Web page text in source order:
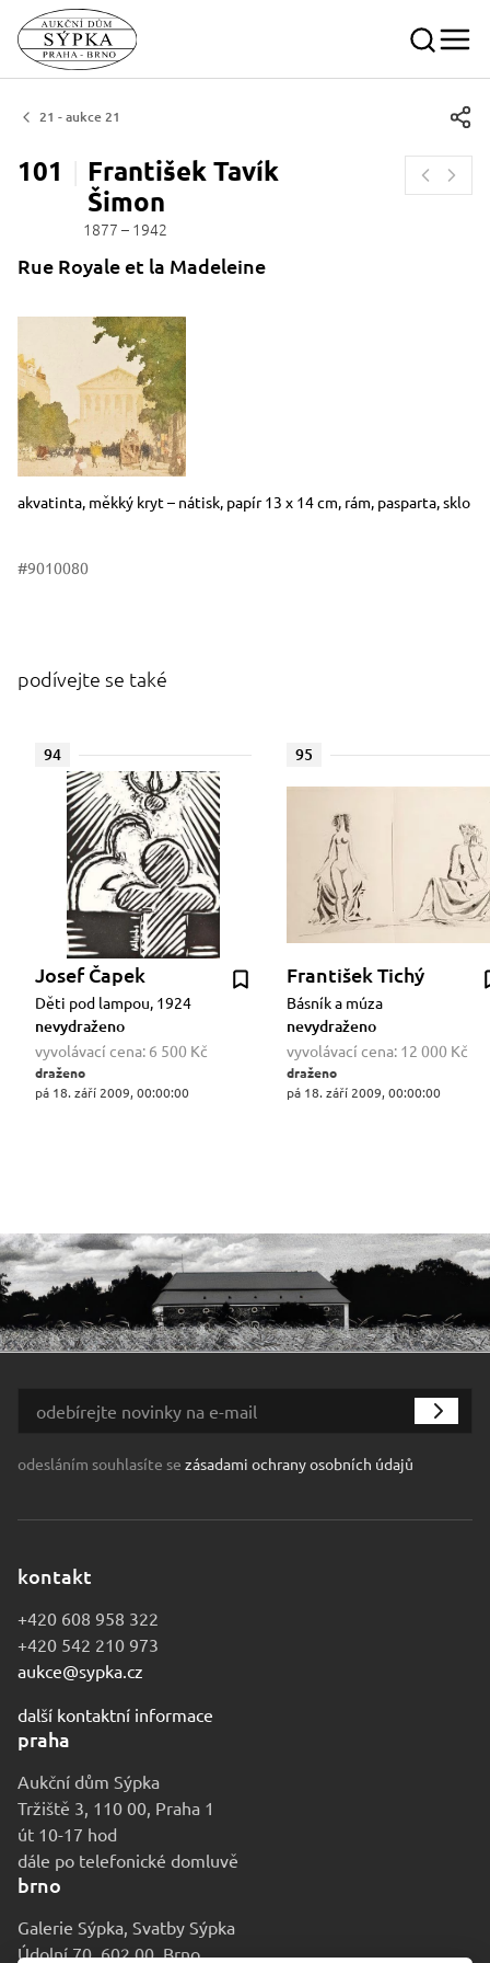
21 - aukce 21
101
František Tavík
Šimon
1877 – 1942
Rue Royale et la Madeleine
Rozměry
Stručný popis předmětu
akvatinta, měkký kryt – nátisk, papír 13 x 14 cm, rám, pasparta, sklo
#9010080
podívejte se také
94
Josef Čapek
Děti pod lampou, 1924
nevydraženo
vyvolávací cena: 6 500 Kč
draženo
pá 18. září 2009, 00:00:00
95
František Tichý
Básník a múza
nevydraženo
vyvolávací cena: 12 000 Kč
draženo
pá 18. září 2009, 00:00:00
odesláním souhlasíte se zásadami ochrany osobních údajů
kontakt
+420 608 958 322
+420 542 210 973
aukce@sypka.cz
další kontaktní informace
praha
Aukční dům Sýpka
Tržiště 3, 110 00, Praha 1
út 10-17 hod
dále po telefonické domluvě
brno
Galerie Sýpka, Svatby Sýpka
Údolní 70, 602 00, Brno